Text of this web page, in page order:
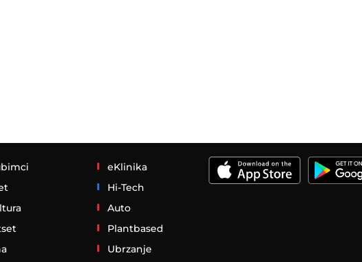
eKlinika
Hi-Tech
Auto
Plantbased
Ubrzanje